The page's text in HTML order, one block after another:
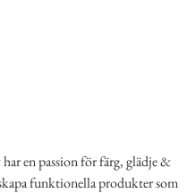
en passion för färg, glädje &
funktionella produkter som